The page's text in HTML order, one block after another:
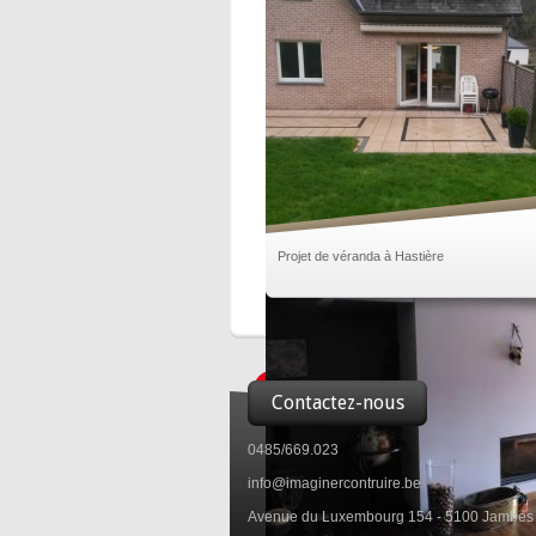
Projet de véranda à Hastière
Contactez-nous
0485/669.023
info@imaginercontruire.be
Avenue du Luxembourg 154 - 5100 Jambes